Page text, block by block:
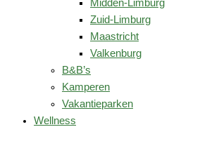
Midden-Limburg
Zuid-Limburg
Maastricht
Valkenburg
B&B’s
Kamperen
Vakantieparken
Wellness